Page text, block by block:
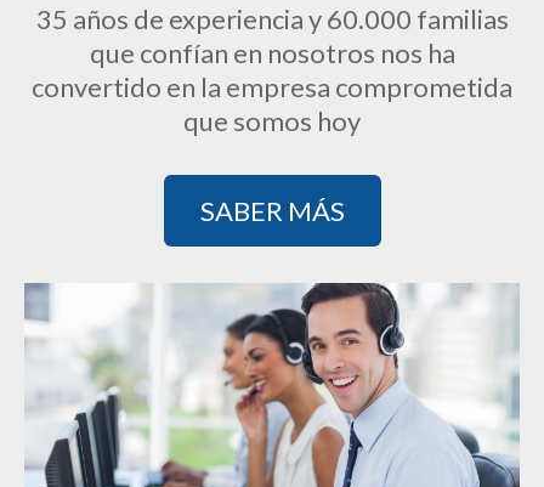
35 años de experiencia y 60.000 familias
que confían en nosotros nos ha
convertido en la empresa comprometida
que somos hoy
SABER MÁS